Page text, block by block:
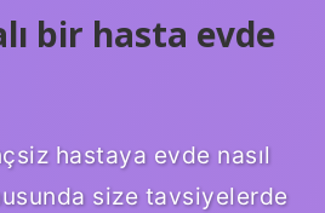
bir hasta evde
hastaya evde nasıl
size tavsiyelerde